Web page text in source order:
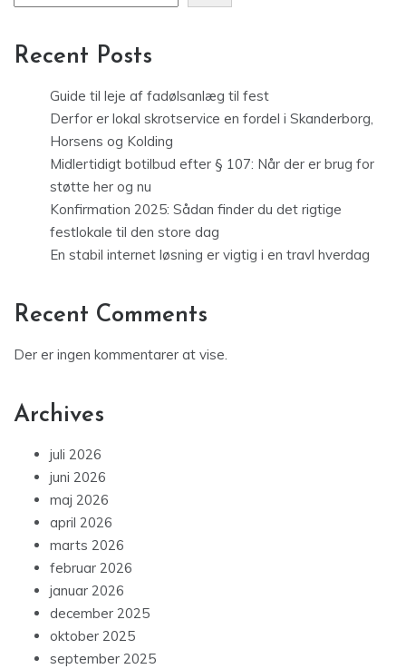
Recent Posts
Guide til leje af fadølsanlæg til fest
Derfor er lokal skrotservice en fordel i Skanderborg,
Horsens og Kolding
Midlertidigt botilbud efter § 107: Når der er brug for
støtte her og nu
Konfirmation 2025: Sådan finder du det rigtige
festlokale til den store dag
En stabil internet løsning er vigtig i en travl hverdag
Recent Comments
Der er ingen kommentarer at vise.
Archives
juli 2026
juni 2026
maj 2026
april 2026
marts 2026
februar 2026
januar 2026
december 2025
oktober 2025
september 2025